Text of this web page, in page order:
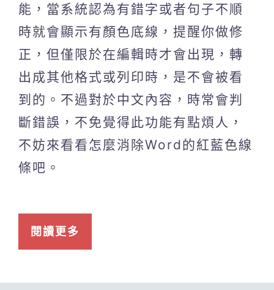
能，當系統認為有錯字或者句子不順
時就會顯示有顏色底線，提醒你做修
正，但僅限於在編輯時才會出現，轉
出成其他格式或列印時，是不會被看
到的。不過對於中文內容，時常會判
斷錯誤，不免覺得此功能有點煩人，
不妨來看看怎麼消除Word的紅藍色線
條吧。
閱讀更多